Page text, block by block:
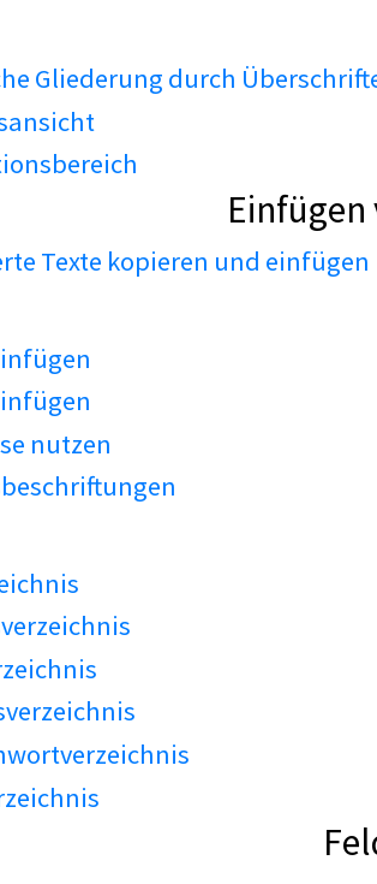
Gliederung durch
Texte kopieren und einfügen
nutzen